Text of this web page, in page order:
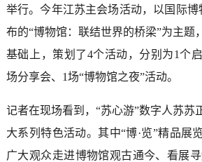
举行。今年江苏主会场活动，以国际
布的“博物馆：联结世界的桥梁”为主题
基础上，策划了4个活动，分别为1个
场分享会、1场“博物馆之夜”活动。
记者在现场看到，“苏心游”数字人苏苏
大系列特色活动。其中“博·览”精品展
广大观众走进博物馆观古通今、看展